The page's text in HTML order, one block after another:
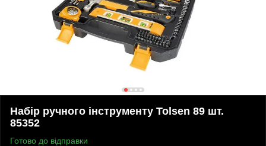
Набір ручного інструменту Tolsen 89 шт.
85352
Готово до відправки